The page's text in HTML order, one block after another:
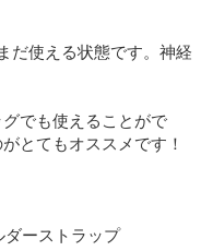
だ使える状態です。神経
でも使えることがで
とてもオススメです！
ーストラップ